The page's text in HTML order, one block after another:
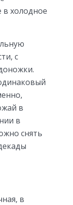
в холодное
с
в
в
снять
в